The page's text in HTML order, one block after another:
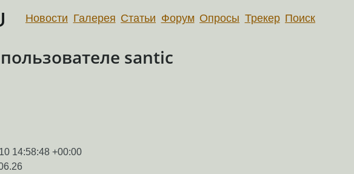
Новости Галерея Статьи Форум Опросы Трекер Поиск
santic
14:58:48 +00:00